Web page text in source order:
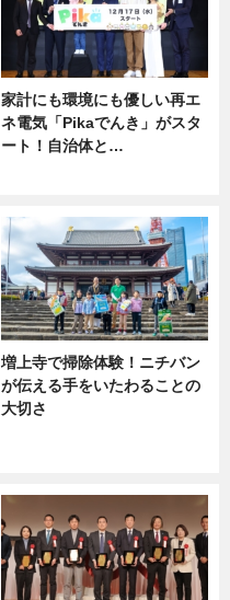
家計にも環境にも優しい再エ
ネ電気「Pikaでんき」がスタ
ート！自治体と…
増上寺で掃除体験！ニチバン
が伝える手をいたわることの
大切さ